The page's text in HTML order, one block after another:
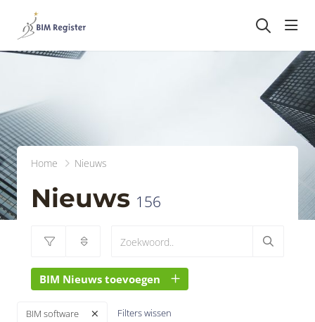
Home Nieuws
Nieuws 156
BIM Nieuws toevoegen
BIM software Filters wissen